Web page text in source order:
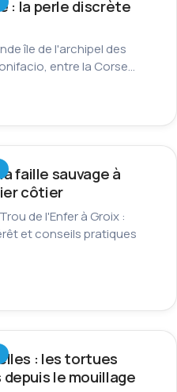
: la perle discrète
île de l'archipel des
entre la Corse…
faille sauvage à
côtier
de l'Enfer à Groix :
et conseils pratiques
: les tortues
depuis le mouillage